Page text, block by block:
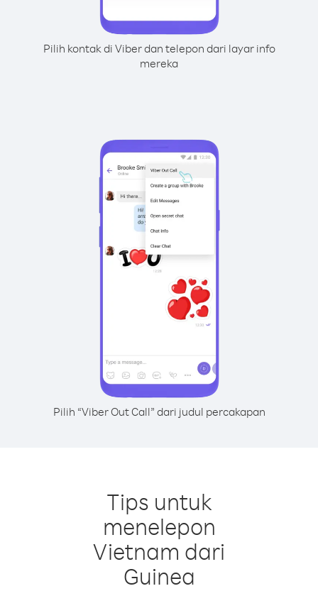
Pilih kontak di Viber dan telepon dari layar info
mereka
Pilih “Viber Out Call” dari judul percakapan
Tips untuk
menelepon
Vietnam dari
Guinea